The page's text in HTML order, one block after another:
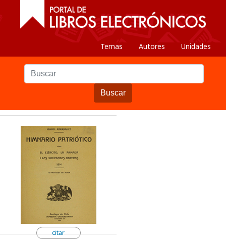
Temas Autores Unidades
Buscar
citar